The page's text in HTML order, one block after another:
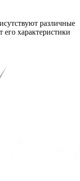
различные
характеристики